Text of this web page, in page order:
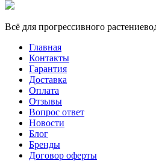
Всё для прогрессивного
Главная
Контакты
Гарантия
Доставка
Оплата
Отзывы
Вопрос ответ
Новости
Блог
Бренды
Договор оферты